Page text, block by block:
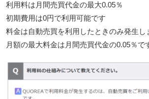
利用料は月間売買代金の最大0.05％
初期費用は0円で利用可能です
料金は自動売買を利用したときのみ発生し
月額の最大料金は月間売買代金の0.05％で